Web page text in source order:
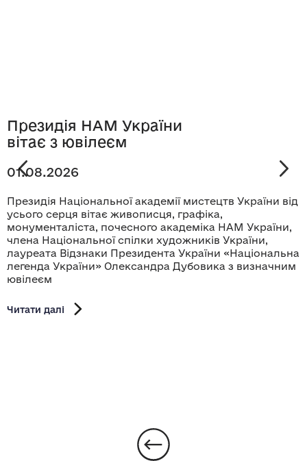
Президія НАМ України
вітає з ювілеєм
01.08.2026
Президія Національної академії мистецтв України від
усього серця вітає живописця, графіка,
монументаліста, почесного академіка НАМ України,
члена Національної спілки художників України,
лауреата Відзнаки Президента України «Національна
легенда України» Олександра Дубовика з визначним
ювілеєм
Читати далі